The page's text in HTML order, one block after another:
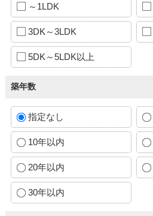
～1LDK
3DK～3LDK
5DK～5LDK以上
築年数
指定なし
10年以内
20年以内
30年以内